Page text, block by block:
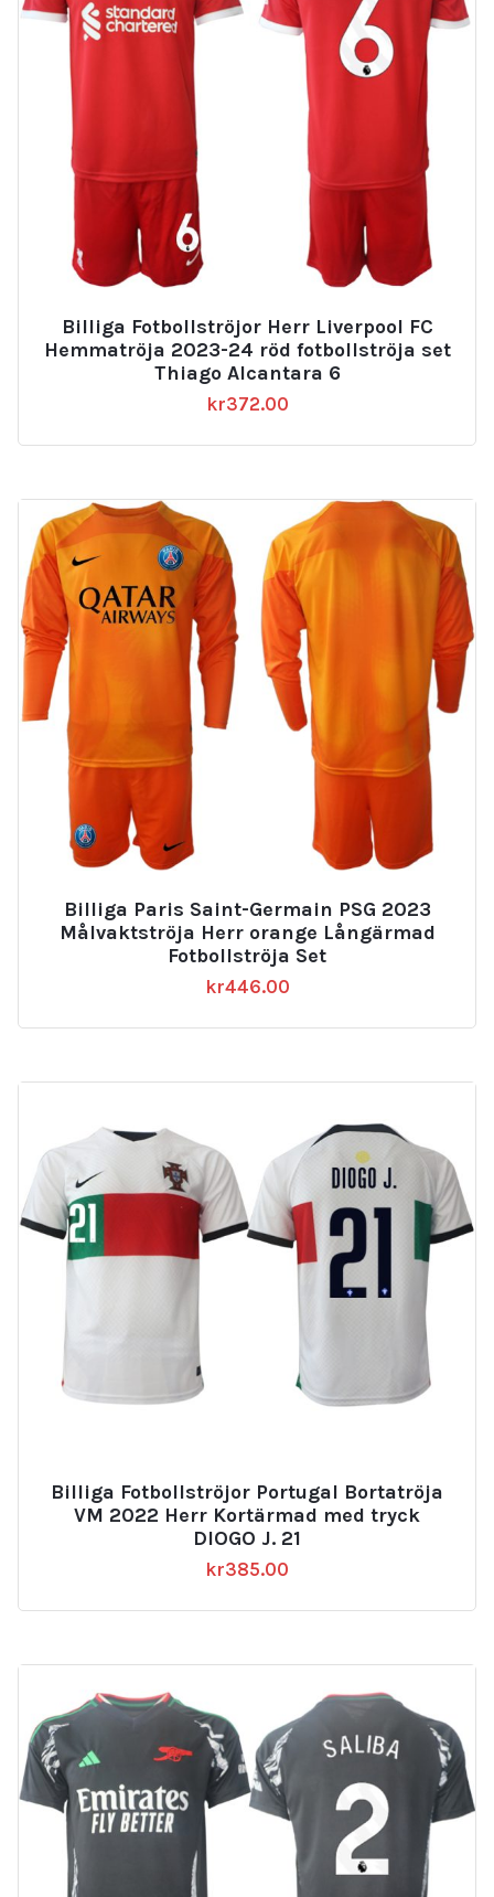
Billiga Fotbollströjor Herr Liverpool FC
Hemmatröja 2023-24 röd fotbollströja set
Thiago Alcantara 6
kr372.00
Billiga Paris Saint-Germain PSG 2023
Målvaktströja Herr orange Långärmad
Fotbollströja Set
kr446.00
Billiga Fotbollströjor Portugal Bortatröja
VM 2022 Herr Kortärmad med tryck
DIOGO J. 21
kr385.00